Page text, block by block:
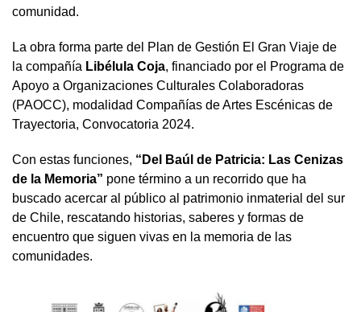
comunidad.
La obra forma parte del Plan de Gestión El Gran Viaje de
la compañía Libélula Coja, financiado por el Programa de
Apoyo a Organizaciones Culturales Colaboradoras
(PAOCC), modalidad Compañías de Artes Escénicas de
Trayectoria, Convocatoria 2024.
Con estas funciones, “Del Baúl de Patricia: Las Cenizas
de la Memoria” pone término a un recorrido que ha
buscado acercar al público al patrimonio inmaterial del sur
de Chile, rescatando historias, saberes y formas de
encuentro que siguen vivas en la memoria de las
comunidades.